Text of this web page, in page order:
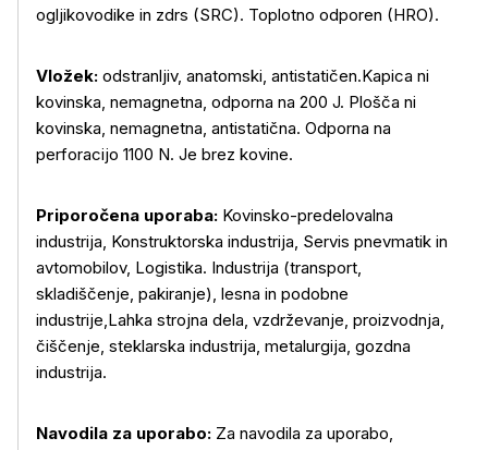
Več o izdelku
ogljikovodike in zdrs (SRC). Toplotno odporen (HRO).
Vložek: odstranljiv, anatomski, antistatičen.Kapica ni
kovinska, nemagnetna, odporna na 200 J. Plošča ni
kovinska, nemagnetna, antistatična. Odporna na
perforacijo 1100 N. Je brez kovine.
Priporočena uporaba: Kovinsko-predelovalna
industrija, Konstruktorska industrija, Servis pnevmatik in
avtomobilov, Logistika. Industrija (transport,
skladiščenje, pakiranje), lesna in podobne
industrije,Lahka strojna dela, vzdrževanje, proizvodnja,
čiščenje, steklarska industrija, metalurgija, gozdna
industrija.
Navodila za uporabo: Za navodila za uporabo,